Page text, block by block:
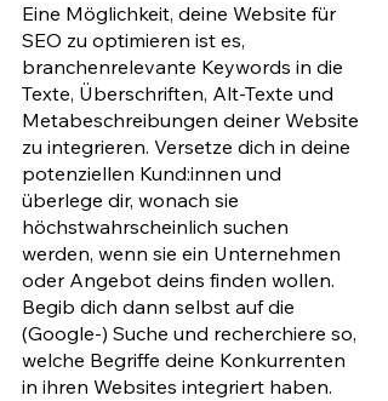
Eine Möglichkeit, deine Website für
SEO zu optimieren ist es,
branchenrelevante Keywords in die
Texte, Überschriften, Alt-Texte und
Metabeschreibungen deiner Website
zu integrieren. Versetze dich in deine
potenziellen Kund:innen und
überlege dir, wonach sie
höchstwahrscheinlich suchen
werden, wenn sie ein Unternehmen
oder Angebot deins finden wollen.
Begib dich dann selbst auf die
(Google-) Suche und recherchiere so,
welche Begriffe deine Konkurrenten
in ihren Websites integriert haben.